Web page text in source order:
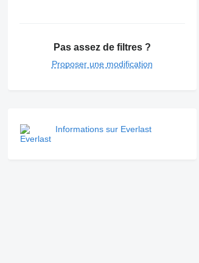
Pas assez de filtres ?
Proposer une modification
Informations sur Everlast